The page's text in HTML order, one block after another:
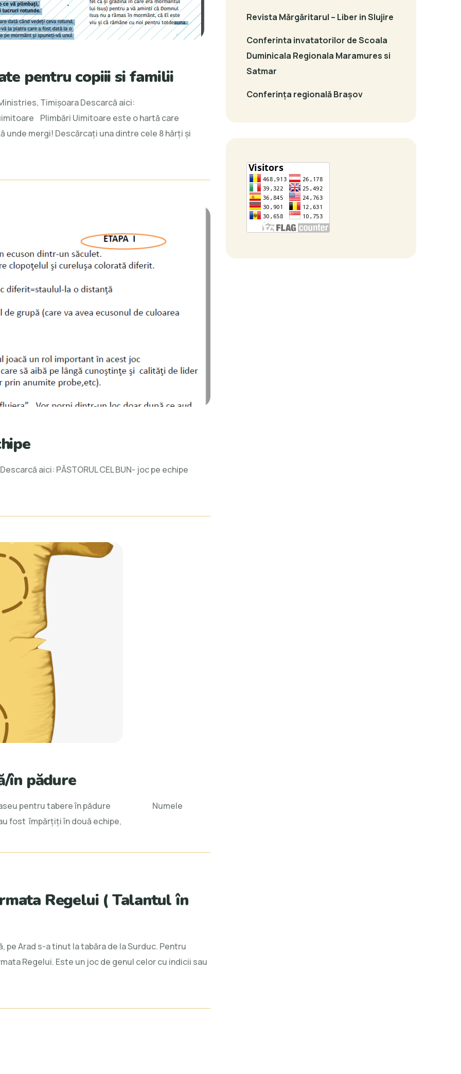
pentru copiii si familii
Timişoara Descarcă aici:
Plimbări Uimitoare este o hartă care
unde mergi! Descărcați una dintre cele 8 hărți și
aici: PĂSTORUL CEL BUN- joc pe echipe
în pădure
Traseu pentru tabere în pădure Numele
fost împărțiți în două echipe,
Regelui ( Talantul în
Arad s-a tinut la tabăra de la Surduc. Pentru
Regelui. Este un joc de genul celor cu indicii sau
Revista Mărgăritarul – Liber in Slujire
Conferinta invatatorilor de Scoala
Duminicala Regionala Maramures si
Satmar
Conferința regională Brașov